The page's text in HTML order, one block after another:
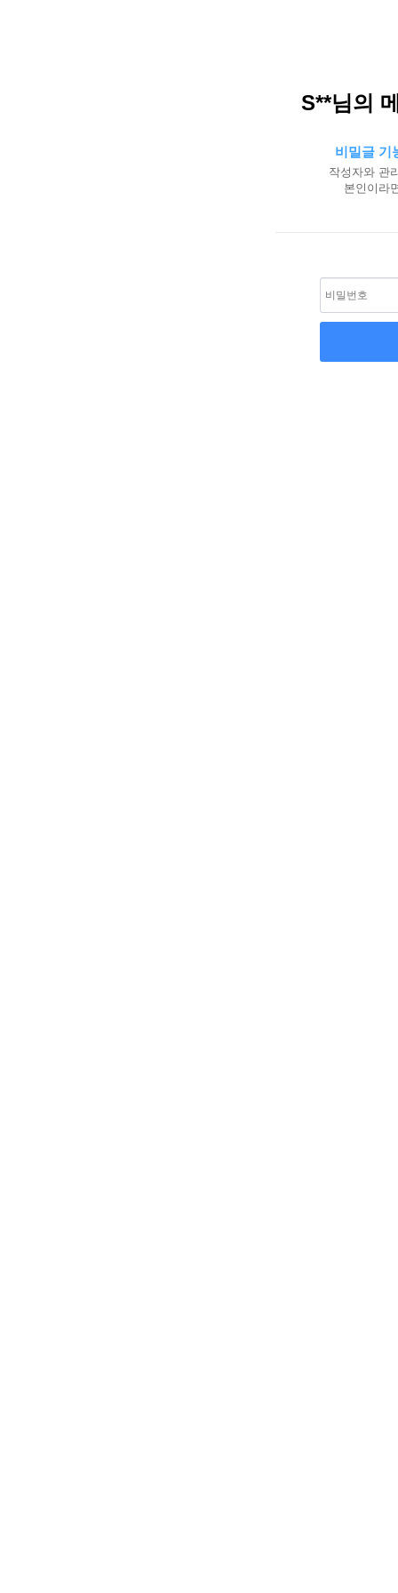
S**님의
비밀글 기
작성자와 관
본인이라